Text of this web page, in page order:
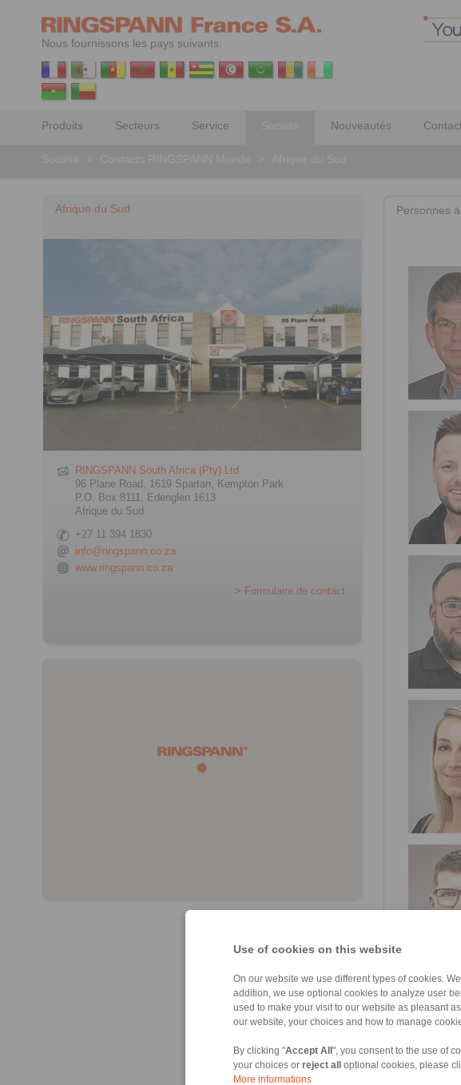
Use of cookies on this website
On our website we use different types of cookies.
addition, we use optional cookies to analyze user
used to make your visit to our website as pleasant
our website, your choices and how to manage
By clicking "Accept All ", you consent to the use of
your choices or reject all optional cookies, please
More informations
Nous fournissons les pays suivants:
Produits Secteurs Service Nouveautés
Afrique du Sud
RINGSPANN South Africa (Pty) Ltd.
96 Plane Road, 1619 Spartan, Kempton Park
P.O. Box 8111, Edenglen 1613
Afrique du Sud
+27 11 394 1830
info@ringspann.co.za
www.ringspann.co.za
> Formulaire de contact
Personnes